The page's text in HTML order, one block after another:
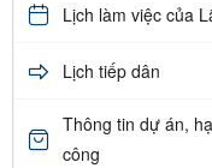
Lịch làm việc của
Lịch tiếp dân
Thông tin dự án,
công